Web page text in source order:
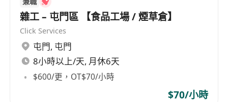
雜工 – 屯門區 【食品工場 / 煙草倉】
Click Services
屯門, 屯門
8小時以上/天, 月休6天
$600/更，OT$70/小時
$70/小時